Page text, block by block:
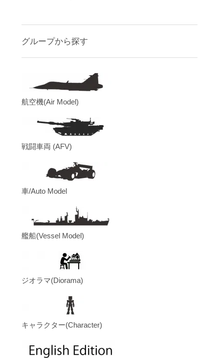
グループから探す
航空機(Air Model)
戦闘車両 (AFV)
車/Auto Model
艦船(Vessel Model)
ジオラマ(Diorama)
キャラクター(Character)